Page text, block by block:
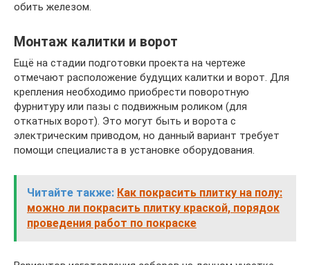
обить железом.
Монтаж калитки и ворот
Ещё на стадии подготовки проекта на чертеже
отмечают расположение будущих калитки и ворот. Для
крепления необходимо приобрести поворотную
фурнитуру или пазы с подвижным роликом (для
откатных ворот). Это могут быть и ворота с
электрическим приводом, но данный вариант требует
помощи специалиста в установке оборудования.
Читайте также: Как покрасить плитку на полу:
можно ли покрасить плитку краской, порядок
проведения работ по покраске